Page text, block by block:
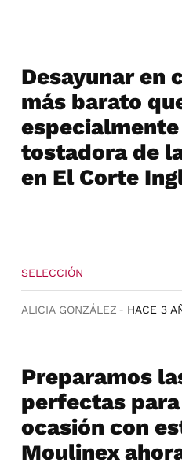
Desayunar en
más barato
tostadora de
en El Corte
SELECCIÓN
ALICIA GONZÁLEZ HACE 3
Preparamos
perfectas
ocasión con
Moulinex